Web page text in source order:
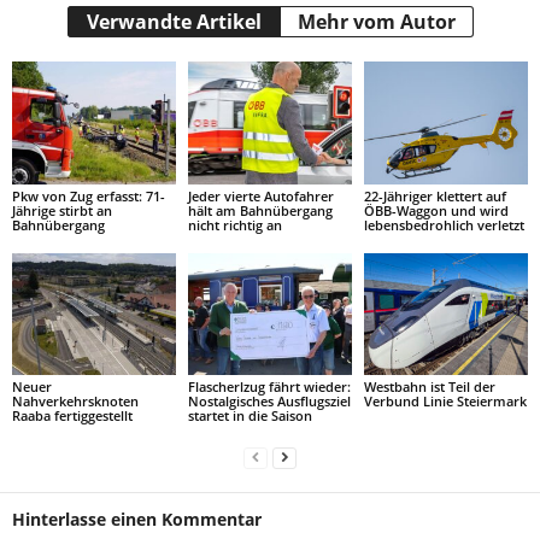
Verwandte Artikel Mehr vom Autor
Pkw von Zug erfasst: 71-
Jährige stirbt an
Bahnübergang
Jeder vierte Autofahrer
hält am Bahnübergang
nicht richtig an
22-Jähriger klettert auf
ÖBB-Waggon und wird
lebensbedrohlich verletzt
Neuer
Nahverkehrsknoten
Raaba fertiggestellt
Flascherlzug fährt wieder:
Nostalgisches Ausflugsziel
startet in die Saison
Westbahn ist Teil der
Verbund Linie Steiermark
Hinterlasse einen Kommentar